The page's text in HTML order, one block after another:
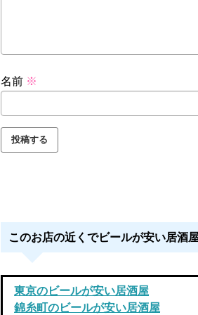
名前 ※
このお店の近くでビールが安い居酒
東京のビールが安い居酒屋
錦糸町のビールが安い居酒屋